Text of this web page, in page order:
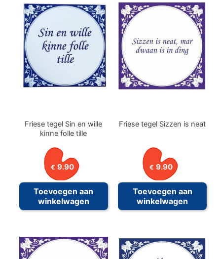
Friese tegel Sin en wille
kinne folle tille
€ 9.90
Toevoegen aan
winkelwagen
Friese tegel Sizzen is neat
€ 9.90
Toevoegen aan
winkelwagen